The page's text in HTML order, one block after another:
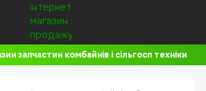
запчастин комбайнів і сільгосп техніки